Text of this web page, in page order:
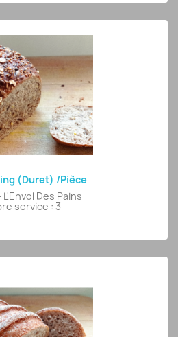
(Duret) /pièce
Des Pains
service : 3